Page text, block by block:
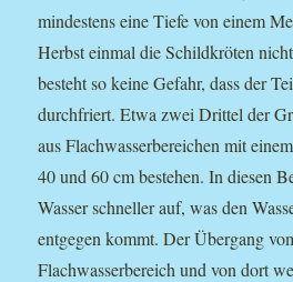
mindestens eine Tiefe von einem
Herbst einmal die Schildkröten
besteht so keine Gefahr, dass der
durchfriert. Etwa zwei Drittel der
aus Flachwasserbereichen mit
40 und 60 cm bestehen. In diesen
Wasser schneller auf, was den
entgegen kommt. Der Übergang
Flachwasserbereich und von dort